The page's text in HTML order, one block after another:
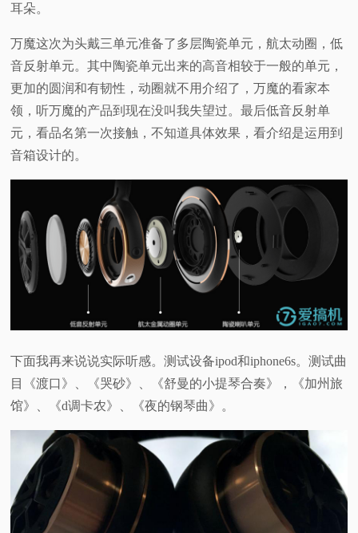
耳朵。
万魔这次为头戴三单元准备了多层陶瓷单元，航太动圈，低
音反射单元。其中陶瓷单元出来的高音相较于一般的单元，
更加的圆润和有韧性，动圈就不用介绍了，万魔的看家本
领，听万魔的产品到现在没叫我失望过。最后低音反射单
元，看品名第一次接触，不知道具体效果，看介绍是运用到
音箱设计的。
下面我再来说说实际听感。测试设备ipod和iphone6s。测试曲
目《渡口》、《哭砂》、《舒曼的小提琴合奏》，《加州旅
馆》、《d调卡农》、《夜的钢琴曲》。